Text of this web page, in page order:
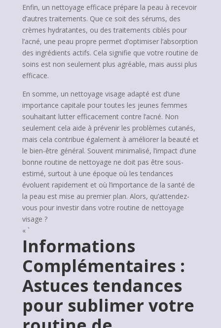
Enfin, un nettoyage efficace prépare la peau à recevoir
d’autres traitements. Que ce soit des sérums, des
crèmes hydratantes, ou des traitements ciblés pour
l’acné, une peau propre permet d’optimiser l’absorption
des ingrédients actifs. Cela signifie que votre routine de
soins est non seulement plus agréable, mais aussi plus
efficace.
En somme, un nettoyage visage adapté est d’une
importance capitale pour toutes les jeunes femmes
souhaitant lutter efficacement contre l’acné. Non
seulement cela aide à prévenir les problèmes cutanés,
mais cela contribue également à améliorer la beauté et
le bien-être général. Souvent minimalisé, l’impact d’une
bonne routine de nettoyage ne doit pas être sous-
estimé, surtout à une époque où les tendances
évoluent rapidement et où l’importance de la santé de
la peau est mise au premier plan. Alors, qu’attendez-
vous pour investir dans votre routine de nettoyage
visage ?
« `
Informations
Complémentaires :
Astuces tendances
pour sublimer votre